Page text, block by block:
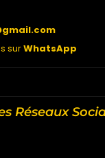
surWhatsApp
Réseaux